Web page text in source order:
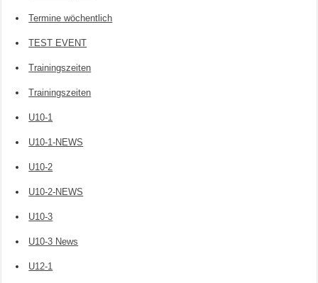
Termine wöchentlich
TEST EVENT
Trainingszeiten
Trainingszeiten
U10-1
U10-1-NEWS
U10-2
U10-2-NEWS
U10-3
U10-3 News
U12-1